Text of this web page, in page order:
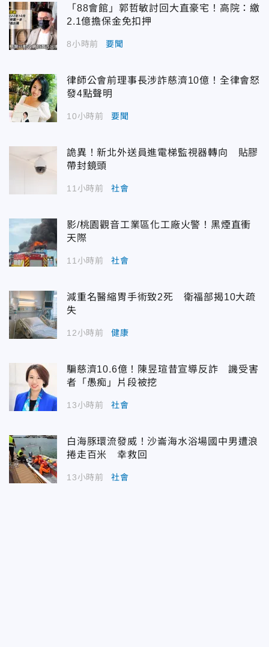
「88會館」郭哲敏討回大直豪宅！高院：繳
2.1億擔保金免扣押
8小時前 要聞
律師公會前理事長涉詐慈濟10億！全律會怒
發4點聲明
10小時前 要聞
詭異！新北外送員進電梯監視器轉向 貼膠
帶封鏡頭
11小時前 社會
影/桃園觀音工業區化工廠火警！黑煙直衝
天際
11小時前 社會
減重名醫縮胃手術致2死 衛福部揭10大疏
失
12小時前 健康
騙慈濟10.6億！陳昱瑄昔宣導反詐 譏受害
者「愚痴」片段被挖
13小時前 社會
白海豚環流發威！沙崙海水浴場國中男遭浪
捲走百米 幸救回
13小時前 社會